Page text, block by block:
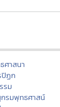
ศาสนา
ปิฏก
รม
รมพุทธศาสน์